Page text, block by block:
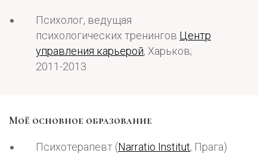
Психолог, ведущая
психологических тренингов Центр
управления карьерой, Харьков;
2011-2013
Моё основное образование
Психотерапевт (Narratio Institut, Прага)